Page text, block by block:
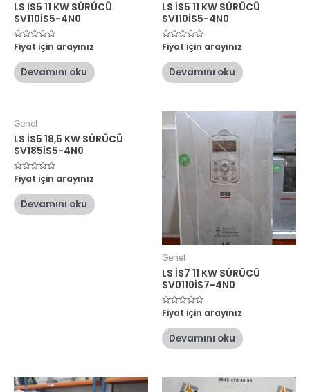
LS IS5 11 KW SÜRÜCÜ
SV110İS5-4N0
5
üzerinden
oy
aldı
Fiyat için arayınız
Devamını oku
LS İS5 11 KW SÜRÜCÜ
SV110İS5-4N0
5
üzerinden
oy
aldı
Fiyat için arayınız
Devamını oku
Genel
LS İS5 18,5 KW SÜRÜCÜ
SV185İS5-4N0
5
üzerinden
oy
aldı
Fiyat için arayınız
Devamını oku
Genel
LS İS7 11 KW SÜRÜCÜ
SV0110İS7-4N0
5
üzerinden
oy
aldı
Fiyat için arayınız
Devamını oku